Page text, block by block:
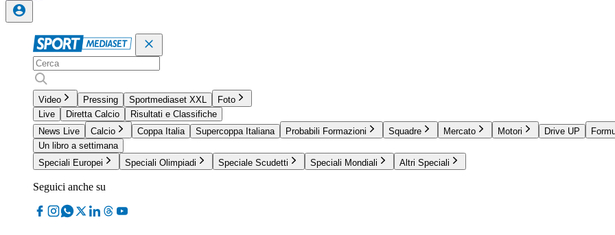
Video Pressing Sportmediaset XXL
Foto
Live
Diretta Calcio
Risultati e Classifiche
News Live
Calcio Coppa Italia Supercoppa Italiana Probabili Formazioni Squadre Mercato Motori Drive UP
Un libro a settimana
Speciali Europei
Speciali Olimpiadi Speciale Scudetti Speciali Mondiali Altri Speciali
Seguici anche su